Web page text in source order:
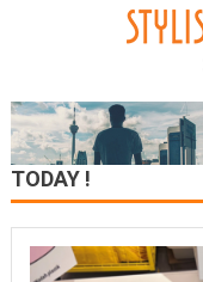
TODAY !